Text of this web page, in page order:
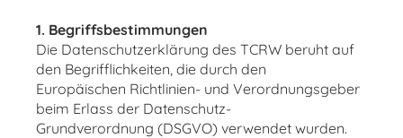
1. Begriffsbestimmungen
Die Datenschutzerklärung des TCRW beruht auf
den Begrifflichkeiten, die durch den
Europäischen Richtlinien- und Verordnungsgeber
beim Erlass der Datenschutz-
Grundverordnung (DSGVO) verwendet wurden.